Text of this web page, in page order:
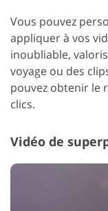
Vous pouvez
appliquer à vos
inoubliable,
voyage ou des
pouvez obtenir le
clics.